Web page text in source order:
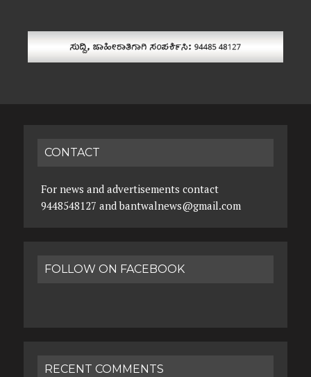
CONTACT
For news and advertisements contact
9448548127 and bantwalnews@gmail.com
FOLLOW ON FACEBOOK
RECENT COMMENTS